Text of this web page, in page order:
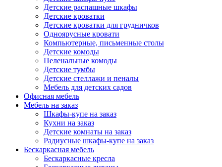
Детские распашные шкафы
Детские кроватки
Детские кроватки для грудничков
Одноярусные кровати
Компьютерные, письменные столы
Детские комоды
Пеленальные комоды
Детские тумбы
Детские стеллажи и пеналы
Мебель для детских садов
Офисная мебель
Мебель на заказ
Шкафы-купе на заказ
Кухни на заказ
Детские комнаты на заказ
Радиусные шкафы-купе на заказ
Бескаркасная мебель
Бескаркасные кресла